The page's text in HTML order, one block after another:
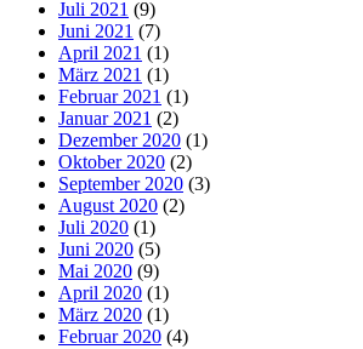
Juli 2021 (9)
Juni 2021 (7)
April 2021 (1)
März 2021 (1)
Februar 2021 (1)
Januar 2021 (2)
Dezember 2020 (1)
Oktober 2020 (2)
September 2020 (3)
August 2020 (2)
Juli 2020 (1)
Juni 2020 (5)
Mai 2020 (9)
April 2020 (1)
März 2020 (1)
Februar 2020 (4)